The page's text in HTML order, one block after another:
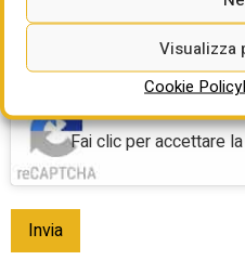
Visualizza
Cookie Policy
Acconsento al trattamento dei
preso visione dellaPrivacy
Fai clic per accettare
Invia